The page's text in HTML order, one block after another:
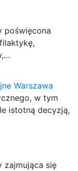
poświęcona
Warszawa
w tym
istotną decyzją,
zajmująca się